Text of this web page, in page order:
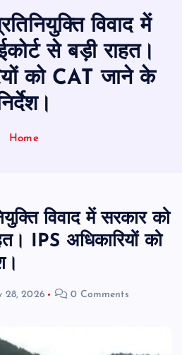
विवाद में
से बड़ी राहत।
को CAT जाने के
Home
विवाद में सरकार को
IPS अधिकारियों को
28, 2026 0 Comments